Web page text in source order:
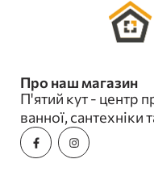
Про наш магазин
П'ятий кут - центр
ванної, сантехніки